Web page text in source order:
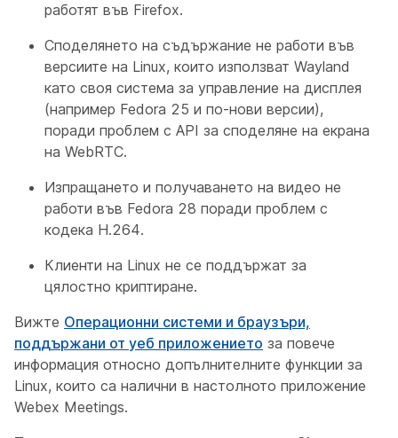
работят във Firefox.
Споделянето на съдържание не работи във
версиите на Linux, които използват Wayland
като своя система за управление на дисплея
(например Fedora 25 и по-нови версии),
поради проблем с API за споделяне на екрана
на WebRTC.
Изпращането и получаването на видео не
работи във Fedora 28 поради проблем с
кодека H.264.
Клиенти на Linux не се поддържат за
цялостно криптиране.
Вижте Операционни системи и браузъри,
поддържани от уеб приложението за повече
информация относно допълнителните функции за
Linux, които са налични в настолното приложение
Webex Meetings.